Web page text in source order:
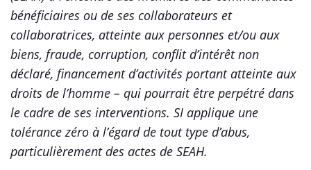
bénéficiaires ou de ses collaborateurs et
collaboratrices, atteinte aux personnes et/ou aux
biens, fraude, corruption, conflit d’intérêt non
déclaré, financement d’activités portant atteinte aux
droits de l’homme – qui pourrait être perpétré dans
le cadre de ses interventions. SI applique une
tolérance zéro à l’égard de tout type d’abus,
particulièrement des actes de SEAH.